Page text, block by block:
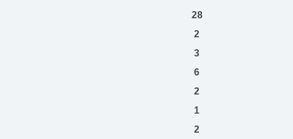
28
2
3
6
2
1
2